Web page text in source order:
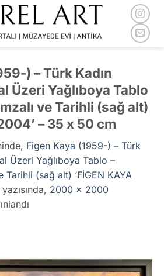
) – Türk Kadın
Üzeri Yağlıboya Tablo
ve Tarihli (sağ alt)
– 35 x 50 cm
Figen Kaya (1959-) – Türk
Üzeri Yağlıboya Tablo –
Tarihli (sağ alt) ‘FİGEN KAYA
yazısında, 2000 × 2000